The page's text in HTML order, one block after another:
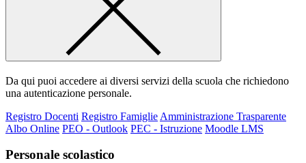
Da qui puoi accedere ai diversi servizi della scuola che richiedono
una autenticazione personale.
Registro Docenti Registro Famiglie Amministrazione Trasparente
Albo Online PEO - Outlook PEC - Istruzione Moodle LMS
Personale scolastico